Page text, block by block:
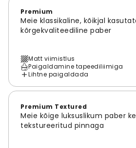
Premium
Meie klassikaline, kõikjal
kõrgekvaliteediline paber
Matt viimistlus
Paigaldamine tapeediliimiga
Lihtne paigaldada
Premium Textured
Meie kõige luksuslikum paber
tekstureeritud pinnaga